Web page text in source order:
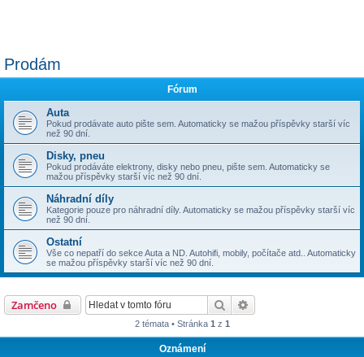
Prodám
Fórum
Auta
Pokud prodávate auto pište sem. Automaticky se mažou příspěvky starší víc
než 90 dní.
Disky, pneu
Pokud prodáváte elektrony, disky nebo pneu, pište sem. Automaticky se
mažou příspěvky starší víc než 90 dní.
Náhradní díly
Kategorie pouze pro náhradní díly. Automaticky se mažou příspěvky starší víc
než 90 dní.
Ostatní
Vše co nepatří do sekce Auta a ND. Autohifi, mobily, počítače atd.. Automaticky
se mažou příspěvky starší víc než 90 dní.
Zamčeno Hledat
2 témata • Stránka 1 z 1
Oznámení